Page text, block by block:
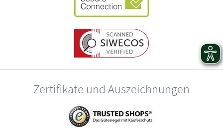
Zertifikate und Auszeichnungen